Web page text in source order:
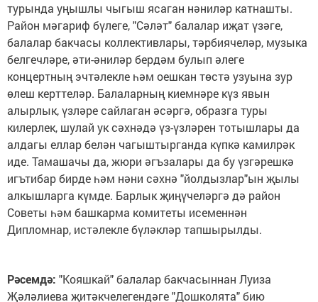
турында уңышлы чыгыш ясаган нәниләр катнашты.
Район мәгариф бүлеге, "Сәләт" балалар иҗат үзәге,
балалар бакчасы коллективлары, тәрбиячеләр, музыка
белгечләре, әти-әниләр бердәм булып әлеге
концертның эчтәлекле һәм оешкан төстә узуына зур
өлеш керттеләр. Балаларның киемнәре күз явын
алырлык, үзләре сайлаган әсәргә, образга туры
килерлек, шулай ук сәхнәдә үз-үзләрен тотышлары да
алдагы еллар белән чагыштырганда күпкә камилрәк
иде. Тамашачы да, жюри әгъзалары да бу үзгәрешкә
игътибар бирде һәм нәни сәхнә "йолдызлар"ын җылы
алкышларга күмде. Барлык җиңүчеләргә дә район
Советы һәм башкарма комитеты исеменнән
Дипломнар, истәлекле бүләкләр тапшырылды.
Рәсемдә: "Кояшкай" балалар бакчасыннан Луиза
Җәләлиева җитәкчелегендәге "Дошколята" бию